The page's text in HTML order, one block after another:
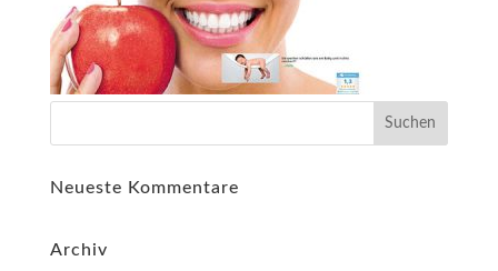
Neueste Kommentare
Archiv